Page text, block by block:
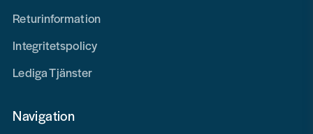
Returinformation
Integritetspolicy
Lediga Tjänster
Navigation